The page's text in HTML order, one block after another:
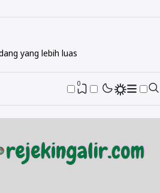
yang lebih luas
0